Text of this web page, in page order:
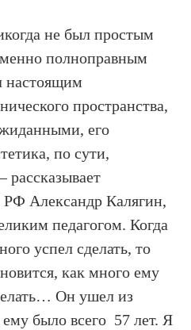
не был простым
полноправным
настоящим
пространства,
его
по сути,
рассказывает
Александр Калягин,
педагогом. Когда
успел сделать, то
как много ему
Он ушел из
было всего 57 лет. Я